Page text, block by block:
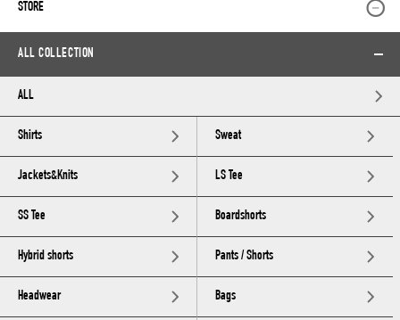
STORE
ALL COLLECTION
ALL
Shirts Sweat
Jackets&Knits LS Tee
SS Tee Boardshorts
Hybrid shorts Pants / Shorts
Headwear Bags